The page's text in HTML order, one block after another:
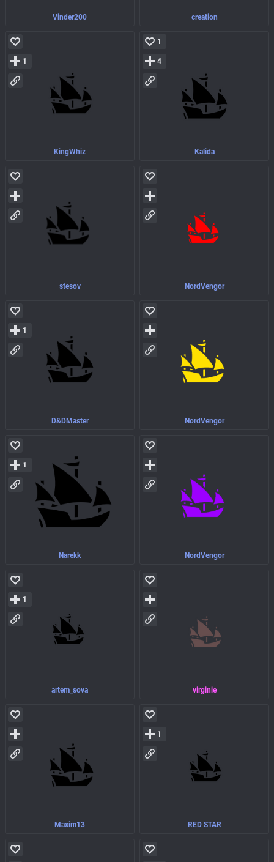
Vinder200 creation
KingWhiz
1
Kalida
1
4
stesov NordVengor
D&DMaster
1
NordVengor
Narekk
1
NordVengor
artem_sova
1
virginie
Maxim13 RED STAR
1